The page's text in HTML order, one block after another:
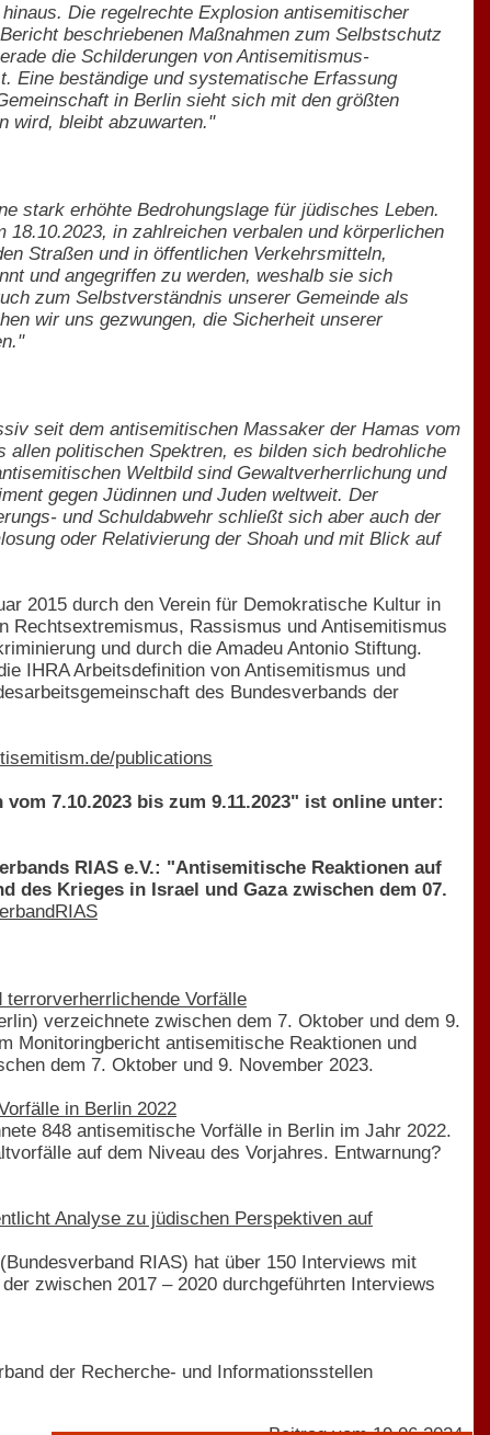
Die regelrechte Explosion antisemitischer
beschriebenen Maßnahmen zum Selbstschutz
die Schilderungen von Antisemitismus-
Eine beständige und systematische Erfassung
in Berlin sieht sich mit den größten
wird, bleibt abzuwarten."
stark erhöhte Bedrohungslage für jüdisches Leben.
in zahlreichen verbalen und körperlichen
Straßen und in öffentlichen Verkehrsmitteln,
und angegriffen zu werden, weshalb sie sich
zum Selbstverständnis unserer Gemeinde als
wir uns gezwungen, die Sicherheit unserer
seit dem antisemitischen Massaker der Hamas vom
politischen Spektren, es bilden sich bedrohliche
Weltbild sind Gewaltverherrlichung und
gegen Jüdinnen und Juden weltweit. Der
und Schuldabwehr schließt sich aber auch der
oder Relativierung der Shoah und mit Blick auf
2015 durch den Verein für Demokratische Kultur in
Rechtsextremismus, Rassismus und Antisemitismus
und durch die Amadeu Antonio Stiftung.
IHRA Arbeitsdefinition von Antisemitismus und
des Bundesverbands der
publications
7.10.2023 bis zum 9.11.2023" ist online unter:
RIAS e.V.: "Antisemitische Reaktionen auf
des Krieges in Israel und Gaza zwischen dem 07.
Vorfälle
verzeichnete zwischen dem 7. Oktober und dem 9.
Monitoringbericht antisemitische Reaktionen und
dem 7. Oktober und 9. November 2023.
in Berlin 2022
848 antisemitische Vorfälle in Berlin im Jahr 2022.
auf dem Niveau des Vorjahres. Entwarnung?
Analyse zu jüdischen Perspektiven auf
RIAS) hat über 150 Interviews mit
zwischen 2017 – 2020 durchgeführten Interviews
der Recherche- und Informationsstellen